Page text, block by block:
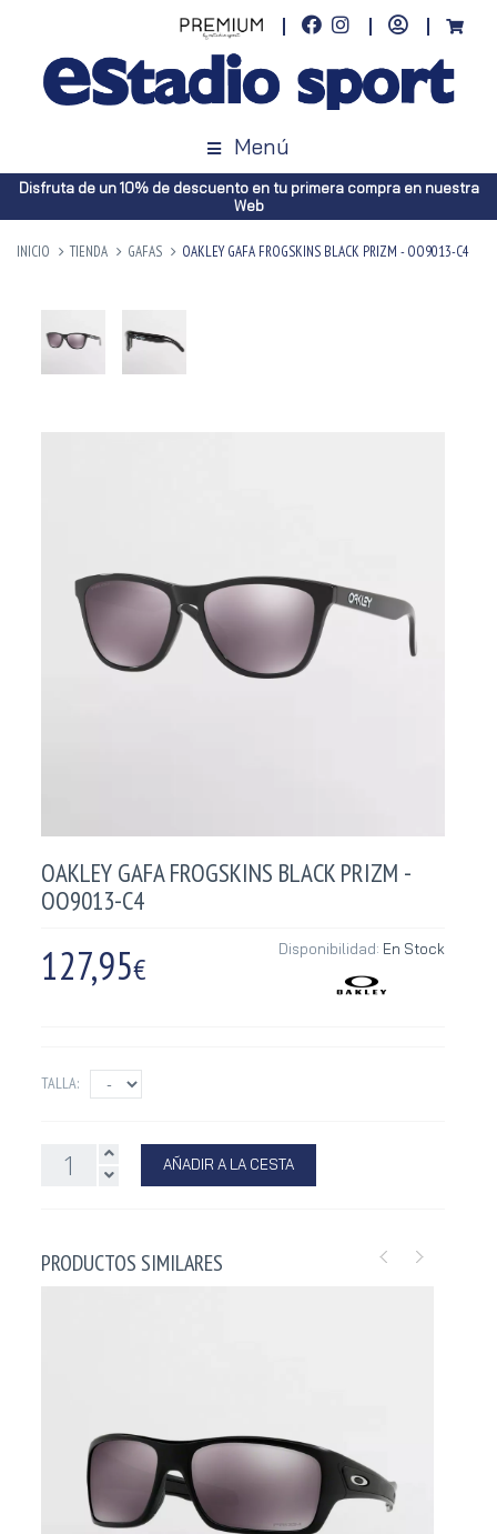
Menú
Disfruta de un 10% de descuento en tu primera compra en nuestra
Web
INICIO TIENDA GAFAS OAKLEY GAFA FROGSKINS BLACK PRIZM - OO9013-C4
OAKLEY GAFA FROGSKINS BLACK PRIZM -
OO9013-C4
127,95€
Disponibilidad: En Stock
TALLA:
AÑADIR A LA CESTA
PRODUCTOS SIMILARES